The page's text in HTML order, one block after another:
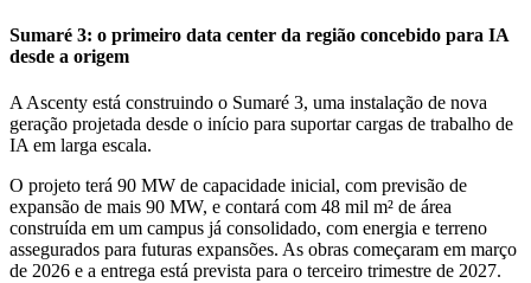
Sumaré 3: o primeiro data center da região concebido para IA
desde a origem
A Ascenty está construindo o Sumaré 3, uma instalação de nova
geração projetada desde o início para suportar cargas de trabalho de
IA em larga escala.
O projeto terá 90 MW de capacidade inicial, com previsão de
expansão de mais 90 MW, e contará com 48 mil m² de área
construída em um campus já consolidado, com energia e terreno
assegurados para futuras expansões. As obras começaram em março
de 2026 e a entrega está prevista para o terceiro trimestre de 2027.